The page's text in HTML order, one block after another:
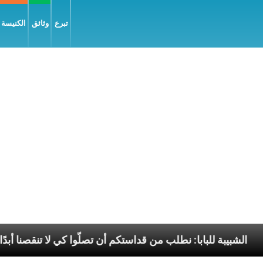
وثائق تبرع
الشبيبة للبابا: نطلب من قداستكم أن تصلّوا كي